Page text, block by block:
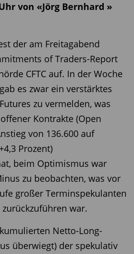
von «Jörg Bernhard »
der am Freitagabend
of Traders-Report
CFTC auf. In der Woche
es zwar ein verstärktes
zu vermelden, was
Kontrakte (Open
von 136.600 auf
Prozent)
beim Optimismus war
zu beobachten, was vor
großer Terminspekulanten
war.
Netto-Long-
überwiegt) der spekulativ